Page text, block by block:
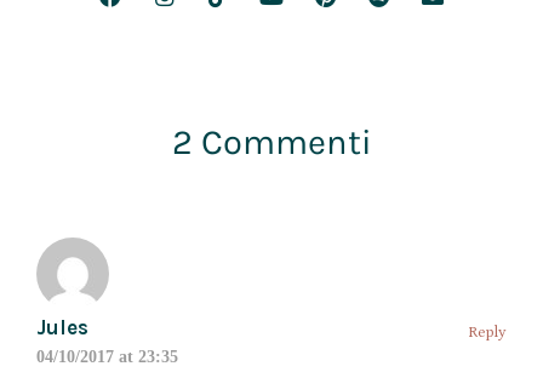
2 Commenti
Jules
04/10/2017 at 23:35
Reply